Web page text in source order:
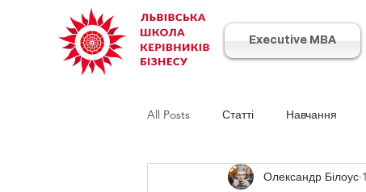
Executive MBA
All Posts Статті Навчання
Олександр Білоус